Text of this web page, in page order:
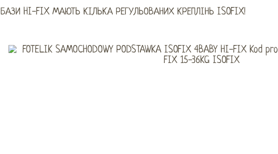
БАЗИ HI-FIX МАЮТЬ КІЛЬКА РЕГУЛЬОВАНИХ КРЕПЛІНЬ ISOFIX!